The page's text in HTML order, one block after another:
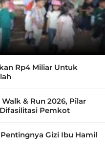
Rp4 Miliar Untuk
& Run 2026, Pilar
Pemkot
Gizi Ibu Hamil